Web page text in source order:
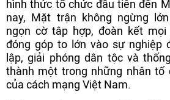
hình thức tổ chức đầu tiên đến
nay, Mặt trận không ngừng
ngọn cờ tâp hợp, đoàn kết
đóng góp to lớn vào sự nghiệp
lập, giải phóng dân tộc và
thành một trong những nhân tố
của cách mạng Việt Nam.